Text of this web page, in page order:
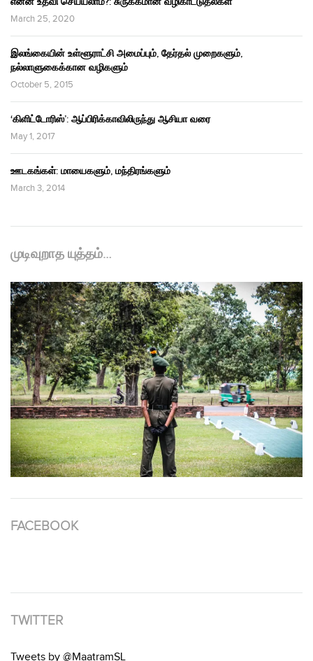
March 25, 2020
இலங்கையின் உள்ளூராட்சி அமைப்பும், தேர்தல் முறைகளும்,
நல்லாளுகைக்கான வழிகளும்
October 5, 2015
‘கிளிட்டோரிஸ்’: ஆப்பிரிக்காவிலிருந்து ஆசியா வரை
May 1, 2017
ஊடகங்கள்: மாயைகளும், மந்திரங்களும்
March 3, 2014
முடிவுறாத யுத்தம்…
FACEBOOK
TWITTER
Tweets by @MaatramSL